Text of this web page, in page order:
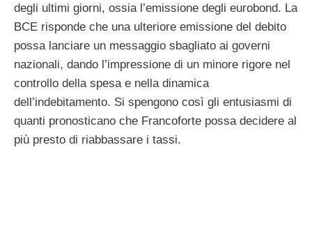
degli ultimi giorni, ossia l’emissione degli eurobond. La
BCE risponde che una ulteriore emissione del debito
possa lanciare un messaggio sbagliato ai governi
nazionali, dando l’impressione di un minore rigore nel
controllo della spesa e nella dinamica
dell’indebitamento. Si spengono così gli entusiasmi di
quanti pronosticano che Francoforte possa decidere al
più presto di riabbassare i tassi.